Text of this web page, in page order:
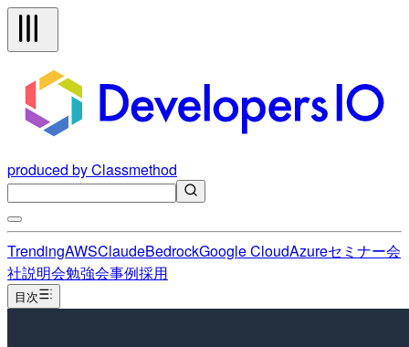
produced by Classmethod
TrendingAWSClaudeBedrockGoogle CloudAzureセミナー会
社説明会勉強会事例採用
目次